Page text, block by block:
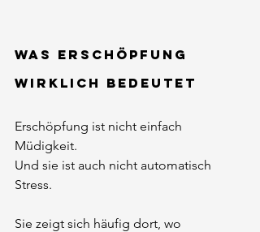
Was Erschöpfung
wirklich bedeutet
Erschöpfung ist nicht einfach
Müdigkeit.
Und sie ist auch nicht automatisch
Stress.
Sie zeigt sich häufig dort, wo